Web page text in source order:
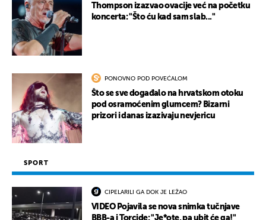
Thompson izazvao ovacije već na početku
koncerta: "Što ću kad sam slab..."
PONOVNO POD POVEĆALOM
Što se sve događalo na hrvatskom otoku
pod osramoćenim glumcem? Bizarni
prizori i danas izazivaju nevjericu
SPORT
CIPELARILI GA DOK JE LEŽAO
VIDEO Pojavila se nova snimka tučnjave
BBB-a i Torcide: "Je*ote, pa ubit će ga!"